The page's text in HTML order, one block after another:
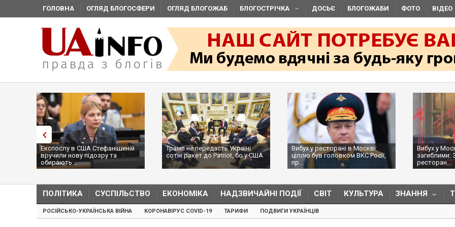
ГОЛОВНА ОГЛЯД БЛОГОСФЕРИ ОГЛЯД БЛОГОЖАБ БЛОГОСТРІЧКА ДОСЬЄ БЛОГОЖАБИ ФОТО ВІДЕО
Експослу в США Стефанішиній
вручили нову підозру та
обирають...
Трамп не передасть Україні
сотні ракет до Patriot, бо у США
...
Вибух у ресторані в Москві:
ціллю був головком ВКС Росії,
пр...
Вибух у
загиблими:
ресторан...
ПОЛІТИКА СУСПІЛЬСТВО ЕКОНОМІКА НАДЗВИЧАЙНІ ПОДІЇ СВІТ КУЛЬТУРА ЗНАННЯ
РОСІЙСЬКО-УКРАЇНСЬКА ВІЙНА КОРОНАВІРУС COVID-19 ТАРИФИ ПОДВИГИ УКРАЇНЦІВ